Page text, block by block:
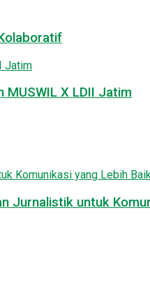
X LDII Jatim
Jurnalistik untuk